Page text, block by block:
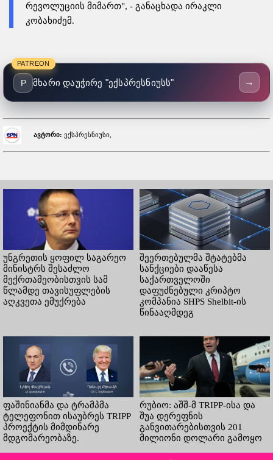
რევოლუციის მიმართ", - განაცხადა ირაკლი
კობახიძემ.
PATREON
P მხარი დაუჭირე "ექსპრესნიუსს" →
ავტორი: ექსპრესნიუსი,
უნგრეთის ყოფილ საგარეო
მინისტრს შესაძლო
მექრთამეობისთვის სამ
წლამდე თავისუფლების
აღკვეთა ემუქრება
შეერთებულმა შტატებმა
სანქციები დააწესა
საქართველოში
დაფუძნებული კრიპტო
კომპანია SHPS Shelbit-ის
წინააღმდეგ
ფაშინიანმა და ტრამპმა
ტელეფონით ისაუბრეს TRIPP
პროექტის მიმდინარე
მდგომარეობაზე.
რუბიო: აშშ-მ TRIPP-ისა და
შუა დერეფნის
განვითარებისთვის 201
მილიონი დოლარი გამოყო